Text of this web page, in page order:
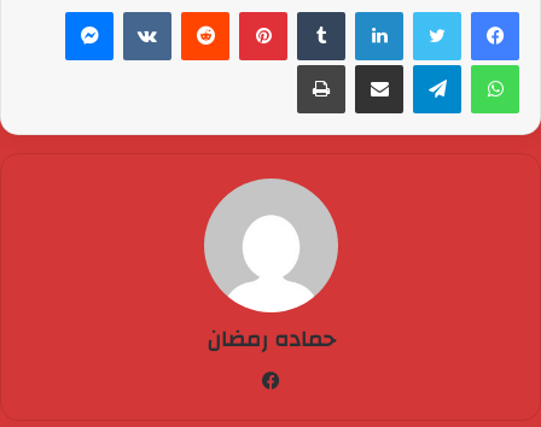
لينكدإن بينتيريست ماسنجر
واتساب تيلقرام مشاركة عبر البريد طباعة
حماده رمضان